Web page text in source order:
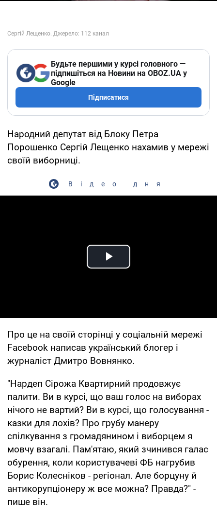
Будьте першими у курсі головного —
підпишіться на Новини на OBOZ.UA у
Google
Підписатися
Народний депутат від Блоку Петра
Порошенко Сергій Лещенко нахамив у мережі
своїй виборниці.
Відео дня
Play Video
Про це на своїй сторінці у соціальній мережі
Facebook написав український блогер і
журналіст Дмитро Вовнянко.
"Нардеп Сірожа Квартирний продовжує
палити. Ви в курсі, що ваш голос на виборах
нічого не вартий? Ви в курсі, що голосування -
казки для лохів? Про грубу манеру
спілкування з громадянином і виборцем я
мовчу взагалі. Пам'ятаю, який зчинився галас
обурення, коли користувачеві ФБ нагрубив
Борис Колесніков - регіонал. Але борцуну й
антикорупціонеру ж все можна? Правда?" -
пише він.